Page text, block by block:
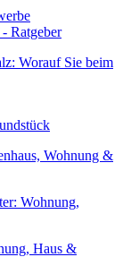
Worauf Sie beim
Wohnung &
Haus &